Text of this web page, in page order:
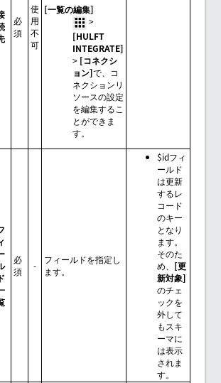
必
須
使
用
不
可
[一覧の編集]
>
HULFT
INTEGRATE
> コネクシ
ョン で、コ
ネクションリ
ソースの設定
を編集するこ
とができま
す。
ド
必
須
-
フィールドを指定し
ます。
$idフィ
ールド
は更新
するレ
コード
のキー
となり
ます。
そのた
め、 [更
新対象]
のチェ
ックを
外して
もスキ
ーマに
は表示
されま
す。